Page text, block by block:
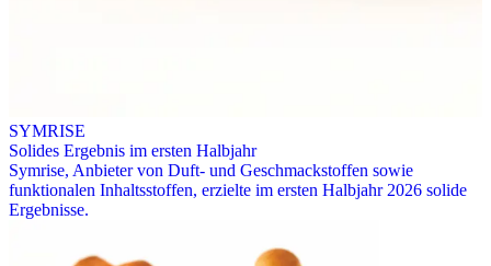
SYMRISE
Solides Ergebnis im ersten Halbjahr
Symrise, Anbieter von Duft- und Geschmackstoffen sowie
funktionalen Inhaltsstoffen, erzielte im ersten Halbjahr 2026 solide
Ergebnisse.